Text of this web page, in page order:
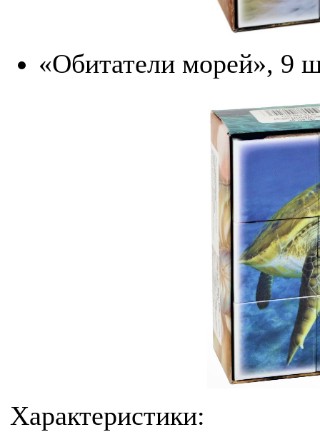
«Обитатели морей», 9
Характеристики: